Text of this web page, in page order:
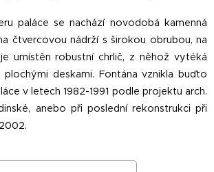
paláce se nachází novodobá kamenná
čtvercovou nádrží s širokou obrubou, na
umístěn robustní chrlič, z něhož vytéká
deskami. Fontána vznikla buďto
v letech 1982-1991 podle projektu arch.
anebo při poslední rekonstrukci při